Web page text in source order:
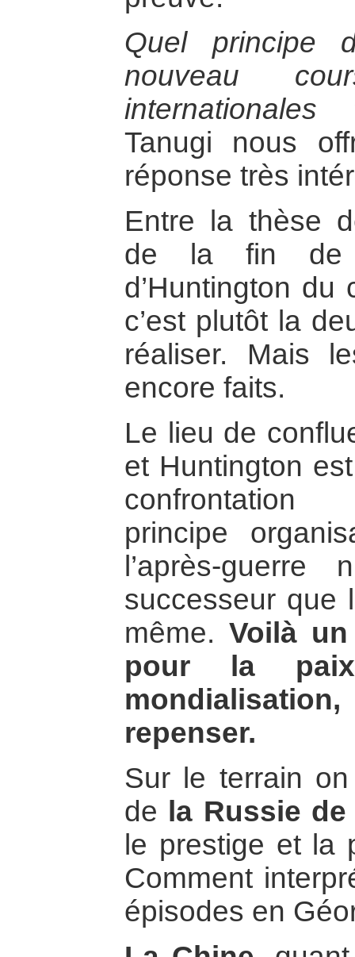
Quel principe
nouveau
internationales
Tanugi nous
réponse très
Entre la thèse
de la fin de
d’Huntington du
c’est plutôt la
réaliser. Mais
encore faits.
Le lieu de
et Huntington
confrontation
principe
l’après-
successeur que
même.Voilà
pour la
repenser.
Sur le terrain
de
la Russie
le prestige et la
Comment
épisodes en